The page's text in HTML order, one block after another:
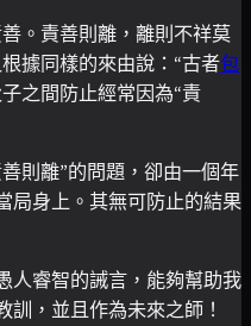
。責善則離，離則不祥莫
據同樣的來由說：“古者包
之間防止經常因為“責
則離”的問題，卻由一個年
局身上。其無可防止的結果
人睿智的誡言，能夠幫助我
，並且作為未來之師！